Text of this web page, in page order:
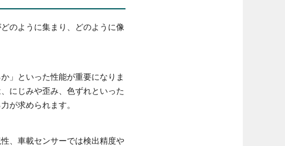
のように集まり、どのように像
」といった性能が重要になりま
にじみや歪み、色ずれといった
が求められます。
、車載センサーでは検出精度や